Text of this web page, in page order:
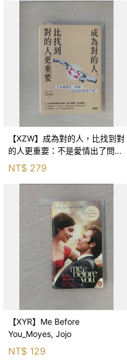
【XZW】成為對的人，比找到對
的人更重要：不是愛情出了問
題，而是認知需要升級！_Mr. P
NT$ 279
【XYR】Me Before
You_Moyes, Jojo
NT$ 129